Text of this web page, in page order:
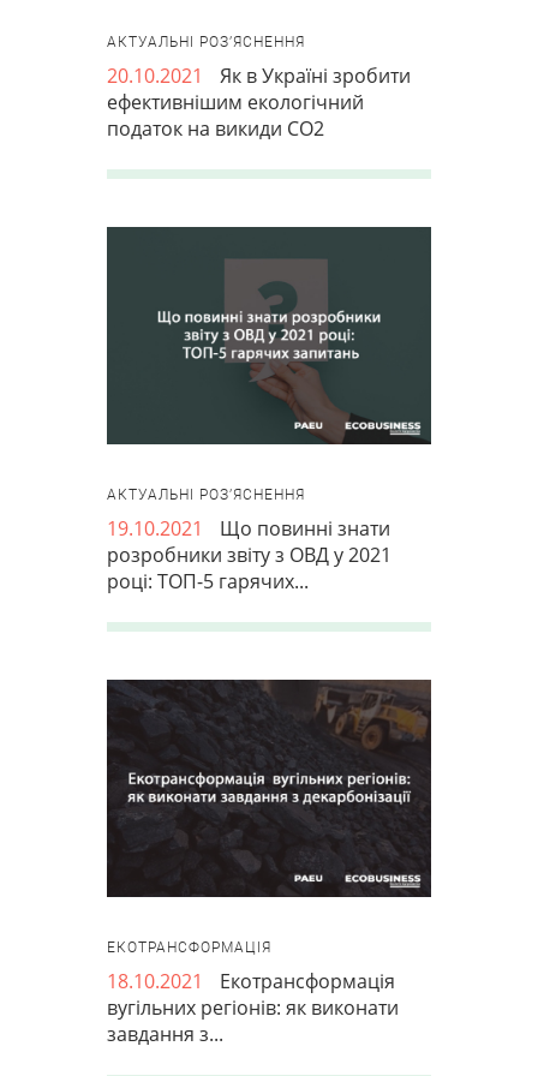
АКТУАЛЬНІ РОЗ’ЯСНЕННЯ
20.10.2021
Як в Україні зробити
ефективнішим екологічний
податок на викиди СО2
АКТУАЛЬНІ РОЗ’ЯСНЕННЯ
19.10.2021
Що повинні знати
розробники звіту з ОВД у 2021
році: ТОП-5 гарячих...
ЕКОТРАНСФОРМАЦІЯ
18.10.2021
Екотрансформація
вугільних регіонів: як виконати
завдання з...